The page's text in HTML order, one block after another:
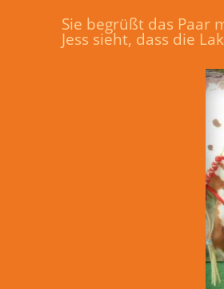
Sie begrüßt das Paar
Jess sieht, dass die